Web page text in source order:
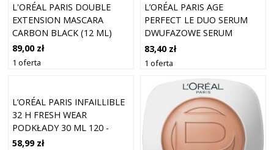
L'ORÉAL PARIS DOUBLE
EXTENSION MASCARA
CARBON BLACK (12 ML)
89,00 zł
1 oferta
L’ORÉAL PARIS AGE
PERFECT LE DUO SERUM
DWUFAZOWE SERUM
ODMŁADZAJĄCE DLA
EFEKTU ROZJAŚNIENIA I
ML
83,40 zł
1 oferta
L’ORÉAL PARIS INFAILLIBLE
32 H FRESH WEAR
PODKŁADY 30 ML 120 -
VANILLA
58,99 zł